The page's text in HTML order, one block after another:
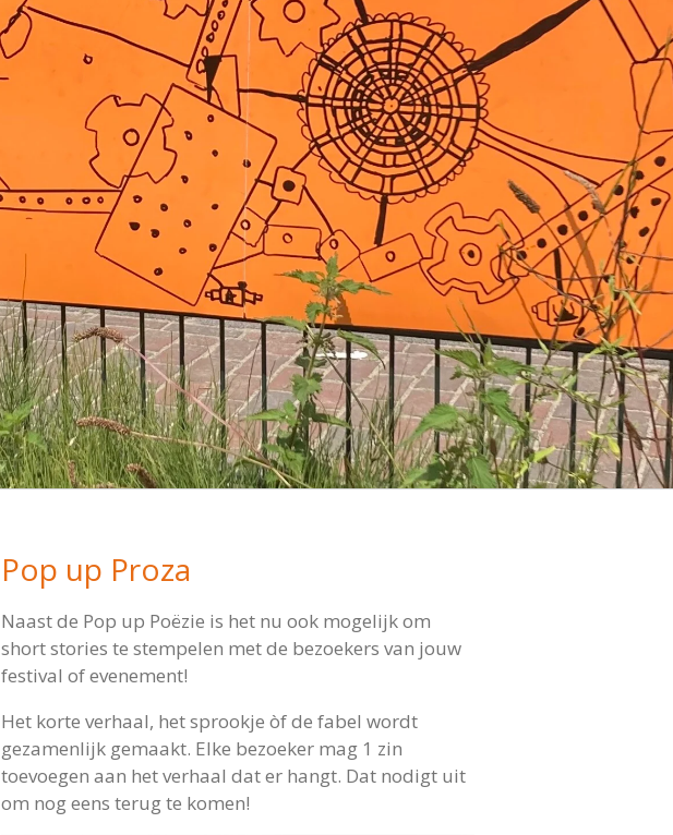
Pop up Proza
Naast de Pop up Poëzie is het nu ook mogelijk om
short stories te stempelen met de bezoekers van jouw
festival of evenement!
Het korte verhaal, het sprookje òf de fabel wordt
gezamenlijk gemaakt. Elke bezoeker mag 1 zin
toevoegen aan het verhaal dat er hangt. Dat nodigt uit
om nog eens terug te komen!